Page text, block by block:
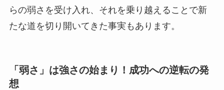
らの弱さを受け入れ、それを乗り越えることで新
たな道を切り開いてきた事実もあります。
「弱さ」は強さの始まり！成功への逆転の発
想